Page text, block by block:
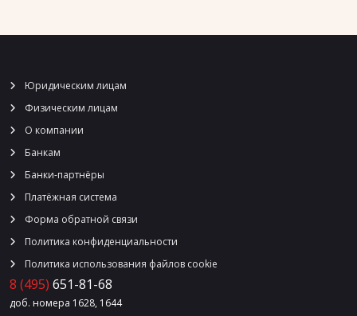
Юридическим лицам
Физическим лицам
О компании
Банкам
Банки-партнёры
Платёжная система
Форма обратной связи
Политика конфиденциальности
Политика использования файлов cookie
8 (495) 651-81-68
доб. номера 1628, 1644